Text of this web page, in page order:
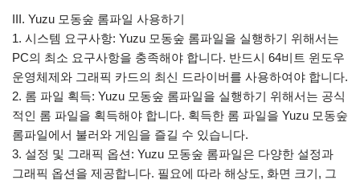
III. Yuzu 모동숲 롬파일 사용하기
1. 시스템 요구사항: Yuzu 모동숲 롬파일을 실행하기 위해서는
PC의 최소 요구사항을 충족해야 합니다. 반드시 64비트 윈도우
운영체제와 그래픽 카드의 최신 드라이버를 사용하여야 합니다.
2. 롬 파일 획득: Yuzu 모동숲 롬파일을 실행하기 위해서는 공식
적인 롬 파일을 획득해야 합니다. 획득한 롬 파일을 Yuzu 모동숲
롬파일에서 불러와 게임을 즐길 수 있습니다.
3. 설정 및 그래픽 옵션: Yuzu 모동숲 롬파일은 다양한 설정과
그래픽 옵션을 제공합니다. 필요에 따라 해상도, 화면 크기, 그